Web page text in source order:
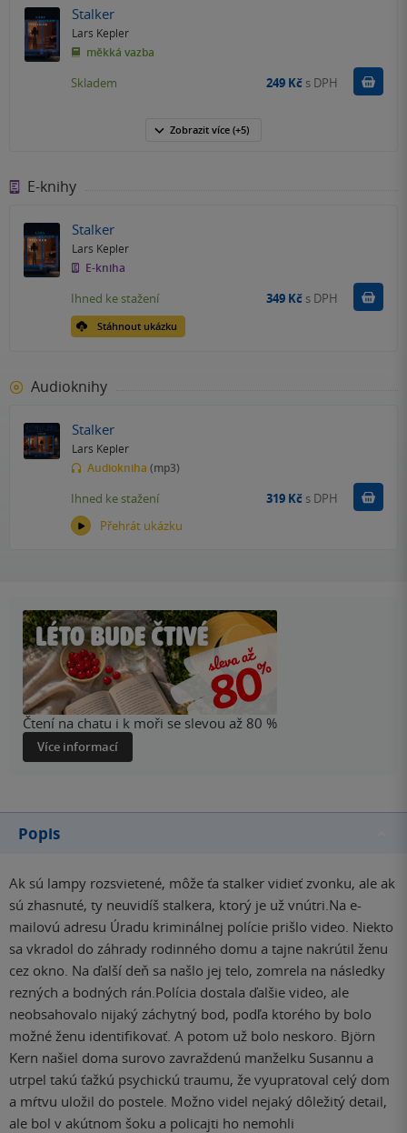
Stalker
Lars Kepler
měkká vazba
Skladem 249 Kč s DPH
Zobrazit více (+5)
E-knihy
Stalker
Lars Kepler
E-kniha
Stáhnout ukázku
Ihned ke stažení 349 Kč s DPH Koupit
Audioknihy
Stalker
Lars Kepler
Audiokniha (mp3)
Přehrát ukázku
Ihned ke stažení 319 Kč s DPH Koupit
Čtení na chatu i k moři se slevou až 80 %
Více informací
Popis
Ak sú lampy rozsvietené, môže ťa stalker vidieť zvonku, ale ak
sú zhasnuté, ty neuvidíš stalkera, ktorý je už vnútri.Na e-
mailovú adresu Úradu kriminálnej polície prišlo video. Niekto
sa vkradol do záhrady rodinného domu a tajne nakrútil ženu
cez okno. Na ďalší deň sa našlo jej telo, zomrela na následky
rezných a bodných rán.Polícia dostala ďalšie video, ale
neobsahovalo nijaký záchytný bod, podľa ktorého by bolo
možné ženu identifikovať. A potom už bolo neskoro. Björn
Kern našiel doma surovo zavraždenú manželku Susannu a
utrpel takú ťažkú psychickú traumu, že vyupratoval celý dom
a mŕtvu uložil do postele. Možno videl nejaký dôležitý detail,
ale bol v akútnom šoku a policajti ho nemohli